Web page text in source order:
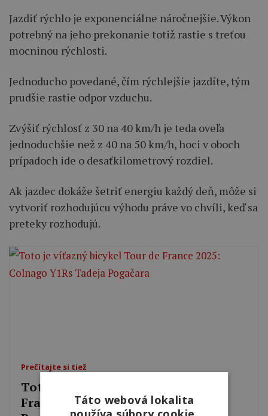
Jazdiť rýchlo je exponenciálne náročnejšie. Výkon
potrebný na jeho prekonanie totiž rastie s treťou
mocninou rýchlosti.
Jednoducho povedané, čím rýchlejšie jazdíte, tým
prudšie rastie odpor vzduchu.
Zvýšiť rýchlosť z 30 na 40 km/h je teda oveľa
jednoduchšie než z 40 na 50 km/h, hoci v oboch
prípadoch ide o desaťkilometrový rozdiel.
Ak jazdec dokáže šetriť energiu každý deň, môže si
vytvoriť rozhodujúcu výhodu práve vo chvíli, keď sa
preteky rozhodujú.
Prečítajte si tiež
Toto je víťazný bicykel Tour de
France 2025: Colnago Y1Rs Tadeja
Táto webová lokalita